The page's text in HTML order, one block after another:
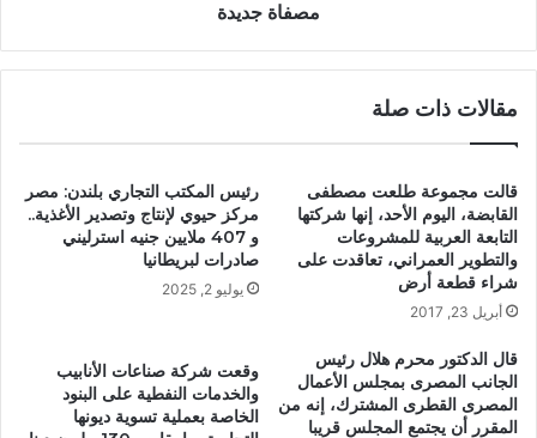
مصفاة جديدة
مقالات ذات صلة
قالت مجموعة طلعت مصطفى
القابضة، اليوم الأحد، إنها شركتها
التابعة العربية للمشروعات
والتطوير العمراني، تعاقدت على
شراء قطعة أرض
أبريل 23, 2017
رئيس المكتب التجاري بلندن: مصر
مركز حيوي لإنتاج وتصدير الأغذية..
و 407 ملايين جنيه استرليني
صادرات لبريطانيا
يوليو 2, 2025
قال الدكتور محرم هلال رئيس
الجانب المصرى بمجلس الأعمال
المصرى القطرى المشترك، إنه من
المقرر أن يجتمع المجلس قريبا
وقعت شركة صناعات الأنابيب
والخدمات النفطية على البنود
الخاصة بعملية تسوية ديونها